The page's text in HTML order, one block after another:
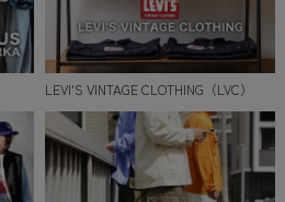
LEVI'S VINTAGE CLOTHING（LVC）